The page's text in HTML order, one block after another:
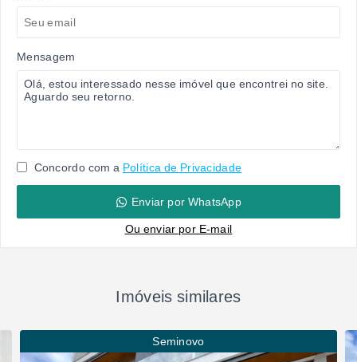
Mensagem
Concordo com a Política de Privacidade
Enviar por WhatsApp
Ou enviar por E-mail
Imóveis similares
Seminovo